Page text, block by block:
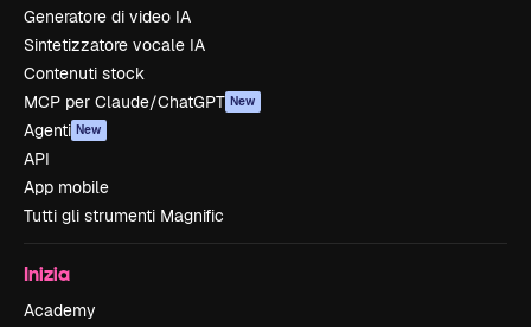
Generatore di video IA
Sintetizzatore vocale IA
Contenuti stock
MCP per Claude/ChatGPT New
Agenti New
API
App mobile
Tutti gli strumenti Magnific
Inizia
Academy